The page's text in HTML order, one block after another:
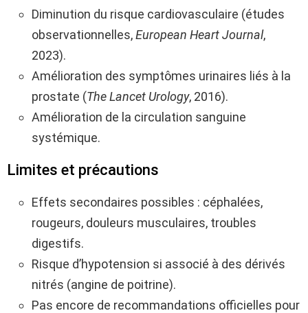
Diminution du risque cardiovasculaire (études
observationnelles,European Heart Journal,
2023).
Amélioration des symptômes urinaires liés à la
prostate (The Lancet Urology, 2016).
Amélioration de la circulation sanguine
systémique.
Limites et précautions
Effets secondaires possibles : céphalées,
rougeurs, douleurs musculaires, troubles
digestifs.
Risque d’hypotension si associé à des dérivés
nitrés (angine de poitrine).
Pas encore de recommandations officielles pour